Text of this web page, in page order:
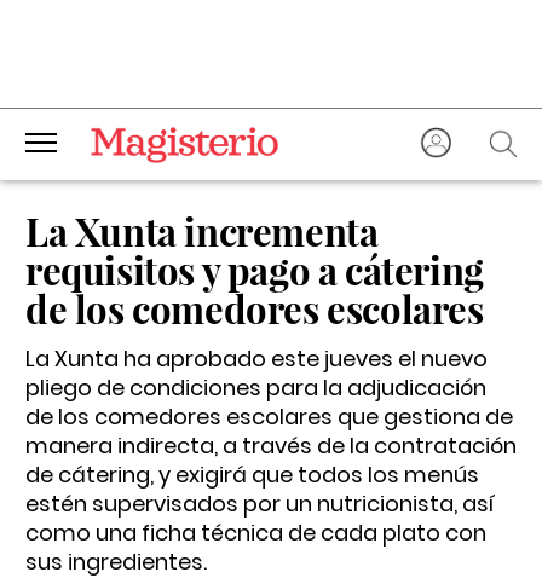
La Xunta incrementa
requisitos y pago a cátering
de los comedores escolares
La Xunta ha aprobado este jueves el nuevo
pliego de condiciones para la adjudicación
de los comedores escolares que gestiona de
manera indirecta, a través de la contratación
de cátering, y exigirá que todos los menús
estén supervisados por un nutricionista, así
como una ficha técnica de cada plato con
sus ingredientes.